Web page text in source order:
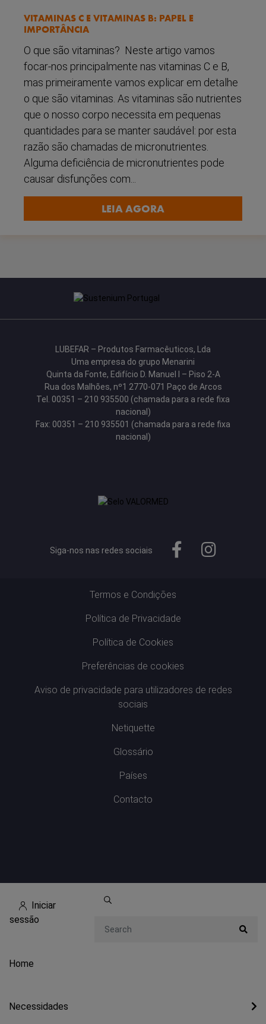
VITAMINAS C E VITAMINAS B: PAPEL E
IMPORTÂNCIA
O que são vitaminas? Neste artigo vamos
focar-nos principalmente nas vitaminas C e B,
mas primeiramente vamos explicar em detalhe
o que são vitaminas. As vitaminas são nutrientes
que o nosso corpo necessita em pequenas
quantidades para se manter saudável: por esta
razão são chamadas de micronutrientes.
Alguma deficiência de micronutrientes pode
causar disfunções com...
LEIA AGORA
LUBEFAR – Produtos Farmacêuticos, Lda
Uma empresa do grupo Menarini
Quinta da Fonte, Edifício D. Manuel I – Piso 2-A
Rua dos Malhões, nº1 2770-071 Paço de Arcos
Tel. 00351 – 210 935500 (chamada para a rede fixa
nacional)
Fax: 00351 – 210 935501 (chamada para a rede fixa
nacional)
Siga-nos nas redes sociais
Termos e Condições
Política de Privacidade
Política de Cookies
Preferências de cookies
Aviso de privacidade para utilizadores de redes
sociais
Netiquette
Glossário
Países
Contacto
Iniciar
sessão
Home
Necessidades